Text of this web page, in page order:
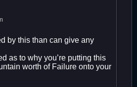
by this than can give any
as to why you’re putting this
worth of Failure onto your